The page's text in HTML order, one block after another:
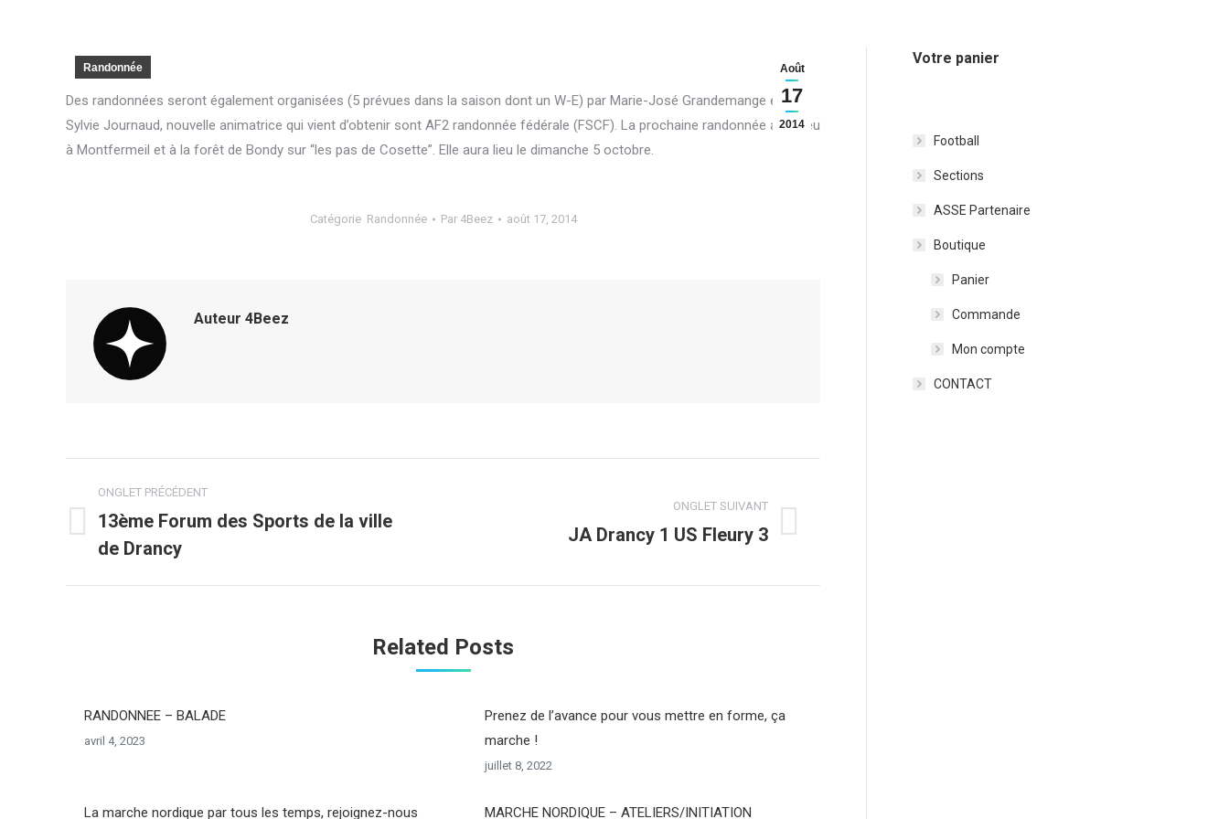
Août
17
2014
Randonnée
Des randonnées seront également organisées (5 prévues dans la saison dont un W-E) par Marie-José Grandemange et par
Sylvie Journaud, nouvelle animatrice qui vient d’obtenir sont AF2 randonnée fédérale (FSCF). La prochaine randonnée aura lieu
à Montfermeil et à la forêt de Bondy sur “les pas de Cosette”. Elle aura lieu le dimanche 5 octobre.
Catégorie Randonnée Par 4Beez août 17, 2014
Auteur 4Beez
Navigation
de
commentaire
ONGLET PRÉCÉDENT
Onglet
précédent
13ème Forum des Sports de la ville
de Drancy
ONGLET SUIVANT
JA Drancy 1 US Fleury 3
Related Posts
RANDONNEE – BALADE
avril 4, 2023
Prenez de l’avance pour vous mettre en forme, ça
marche !
juillet 8, 2022
La marche nordique par tous les temps, rejoignez-nous MARCHE NORDIQUE – ATELIERS/INITIATION
Votre panier
Football
Sections
ASSE Partenaire
Boutique
Panier
Commande
Mon compte
CONTACT